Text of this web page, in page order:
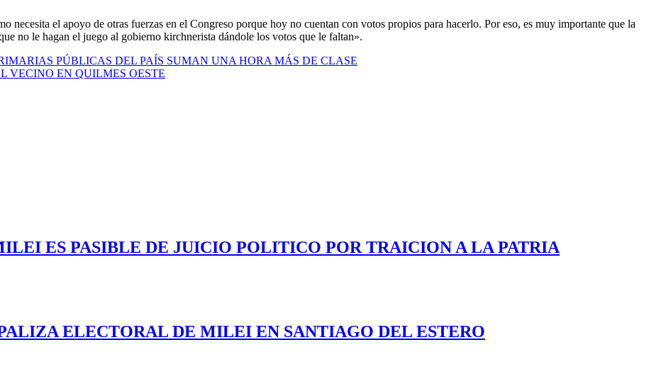
necesita el apoyo de otras fuerzas en el Congreso porque hoy no cuentan con votos propios para hacerlo. Por eso, es muy importante que la
no le hagan el juego al gobierno kirchnerista dándole los votos que le faltan».
PÚBLICAS DEL PAÍS SUMAN UNA HORA MÁS DE CLASE
VECINO EN QUILMES OESTE
ES PASIBLE DE JUICIO POLITICO POR TRAICION A LA PATRIA
ELECTORAL DE MILEI EN SANTIAGO DEL ESTERO